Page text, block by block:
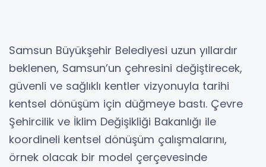
Samsun Büyükşehir Belediyesi uzun yıllardır
beklenen, Samsun’un çehresini değiştirecek,
güvenli ve sağlıklı kentler vizyonuyla tarihi
kentsel dönüşüm için düğmeye bastı. Çevre
Şehircilik ve İklim Değişikliği Bakanlığı ile
koordineli kentsel dönüşüm çalışmalarını,
örnek olacak bir model çerçevesinde